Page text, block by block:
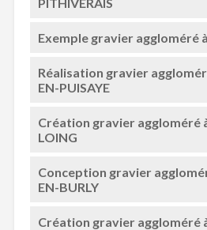
Exemple gravier aggloméré
Réalisation gravier
EN-PUISAYE
Création gravier aggloméré
LOING
Conception gravier
EN-BURLY
Création gravier aggloméré